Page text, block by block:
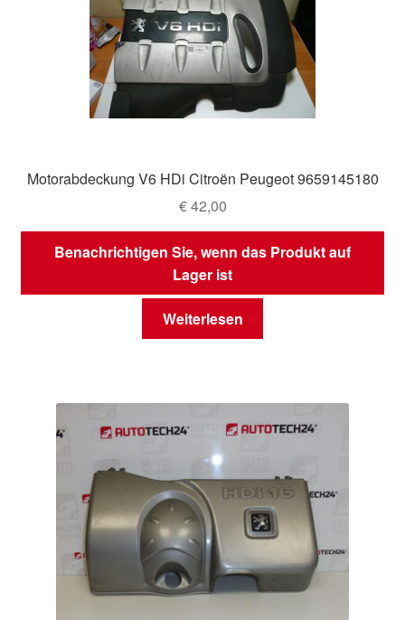
Motorabdeckung V6 HDi Citroën Peugeot 9659145180
€42,00
Benachrichtigen Sie, wenn das Produkt auf
Lager ist
Weiterlesen